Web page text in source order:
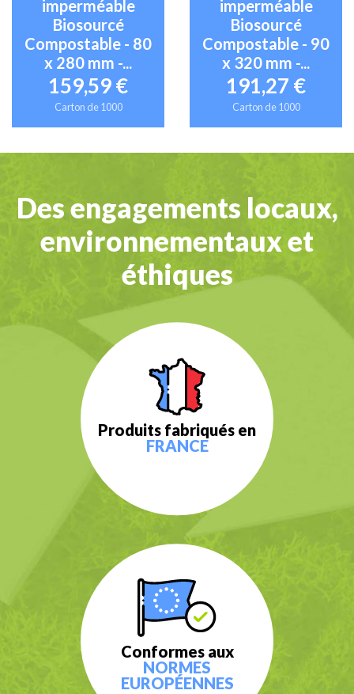
imperméable
Biosourcé
Compostable - 80
x 280 mm -...
159,59 €
Carton de 1000
imperméable
Biosourcé
Compostable - 90
x 320 mm -...
191,27 €
Carton de 1000
Des engagements locaux,
environnementaux et
éthiques
Produits fabriqués en
FRANCE
Conformes aux
NORMES
EUROPÉENNES